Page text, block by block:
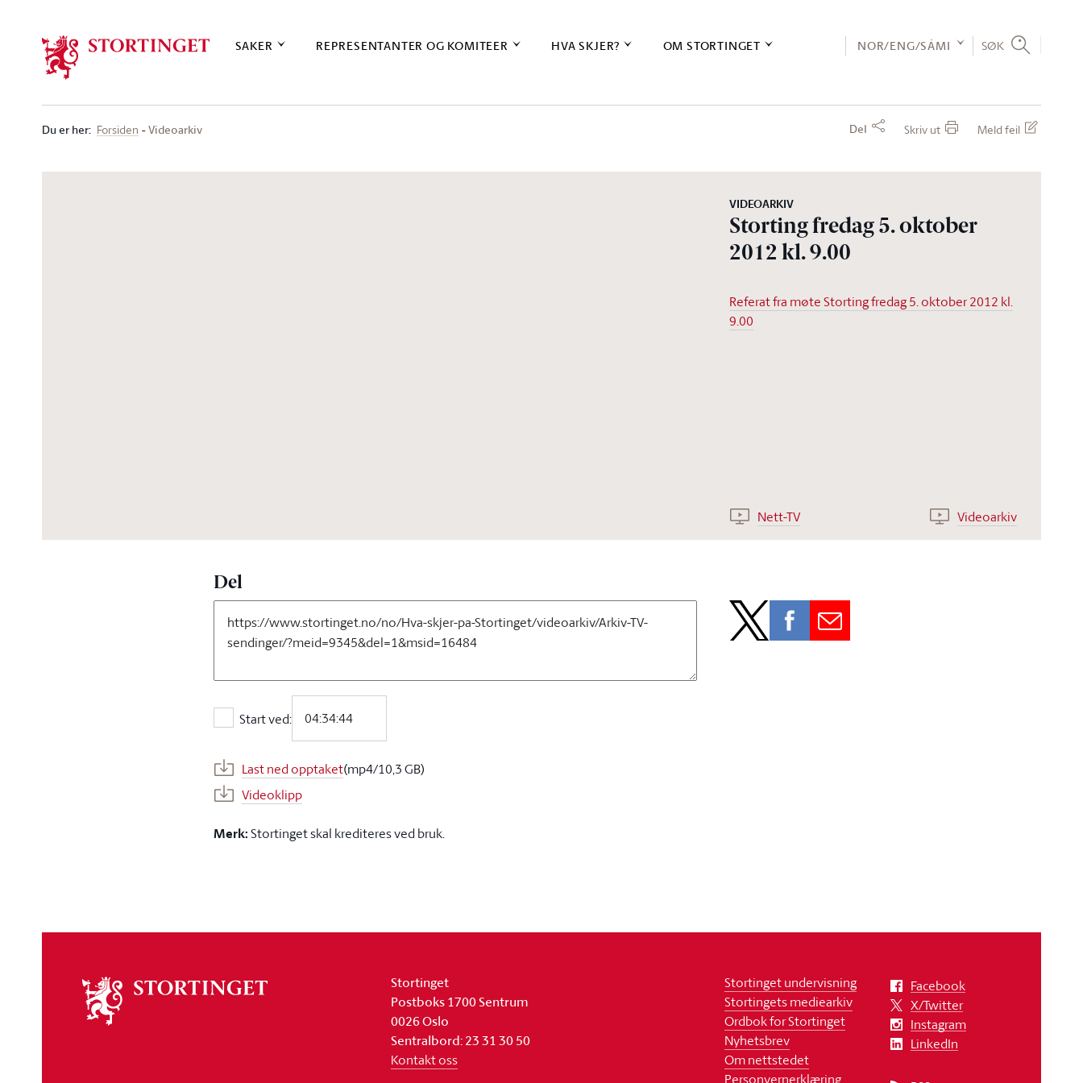
SAKER REPRESENTANTER OG KOMITEER HVA SKJER? OM STORTINGET NOR/ENG/SÁMI SØK
Du er her: Forsiden Videoarkiv Del Skriv ut Meld feil
VIDEOARKIV
Storting fredag 5. oktober
2012 kl. 9.00
Referat fra møte Storting fredag 5. oktober 2012 kl.
9.00
Nett-TV Videoarkiv
Del
Start ved:
Start ved:
Last ned opptaket(mp4/10,3 GB)
Videoklipp
Merk:Stortinget skal krediteres ved bruk.
stortinget
Stortinget
Postboks 1700 Sentrum
0026 Oslo
Sentralbord: 23 31 30 50
Kontakt oss
Stortinget undervisning
Stortingets mediearkiv
Ordbok for Stortinget
Nyhetsbrev
Om nettstedet
Personvernerklæring
Facebook
X/Twitter
Instagram
LinkedIn